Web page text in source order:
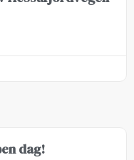
dag!